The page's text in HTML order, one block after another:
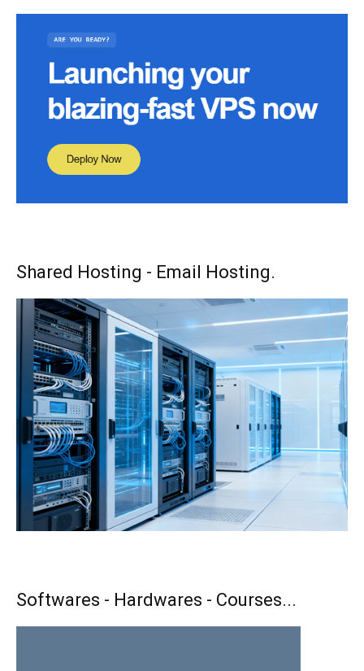
Shared Hosting - Email Hosting.
Softwares - Hardwares - Courses...